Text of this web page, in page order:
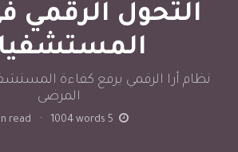
التحول الرقمي
نظام أرا الرقمي يرفع كفاءة
المرضى
5
read · 1004 words